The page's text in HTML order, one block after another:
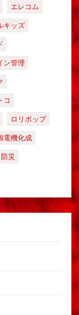
エレコム
キッズ
ン管理
コ
ロリポップ
電機化成
防災